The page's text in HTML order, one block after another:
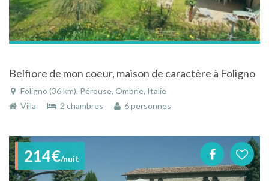
Belfiore de mon coeur, maison de caractère à Foligno
Foligno (36 km), Pérouse, Ombrie, Italie
Villa
2 chambres 6 personnes
214€/nuit